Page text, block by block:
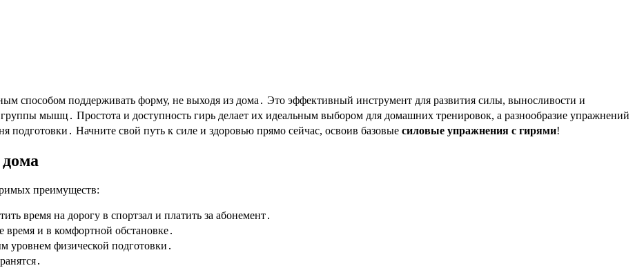
способом поддерживать форму, не выходя из дома․ Это эффективный инструмент для развития силы, выносливости и
мышц․ Простота и доступность гирь делает их идеальным выбором для домашних тренировок, а разнообразие упражнений
подготовки․ Начните свой путь к силе и здоровью прямо сейчас, освоив базовые силовые упражнения с гирями!
преимуществ:
время на дорогу в спортзал и платить за абонемент․
время и в комфортной обстановке․
уровнем физической подготовки․